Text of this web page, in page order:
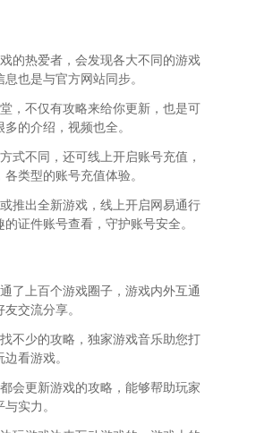
的热爱者，会发现各大不同的游戏
也是与官方网站同步。
，不仅有攻略来给你更新，也是可
的介绍，视频也全。
式不同，还可线上开启账号充值，
类型的账号充值体验。
推出全新游戏，线上开启网易通行
证件账号查看，守护账号安全。
了上百个游戏圈子，游戏内外互通
交流分享。
不少的攻略，独家游戏音乐助您打
看游戏。
会更新游戏的攻略，能够帮助玩家
实力。